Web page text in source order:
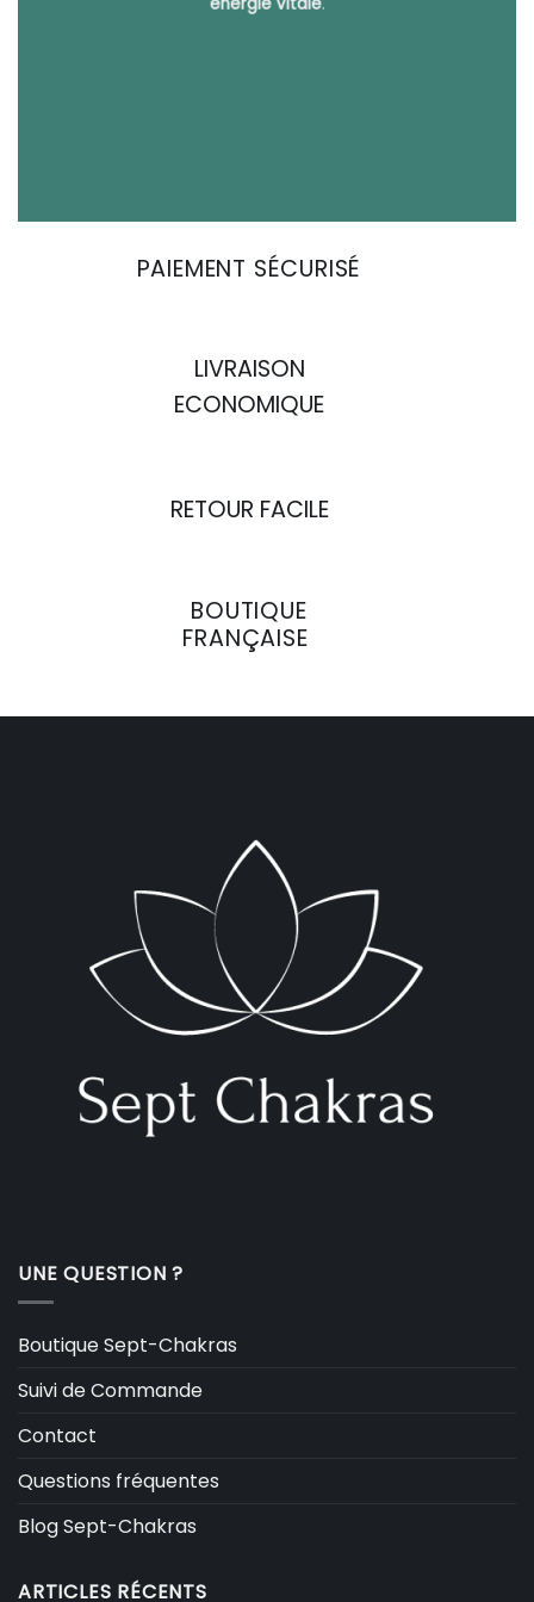
PAIEMENT SÉCURISÉ
LIVRAISON
ECONOMIQUE
RETOUR FACILE
BOUTIQUE
FRANÇAISE
UNE QUESTION ?
Boutique Sept-Chakras
Suivi de Commande
Contact
Questions fréquentes
Blog Sept-Chakras
ARTICLES RÉCENTS